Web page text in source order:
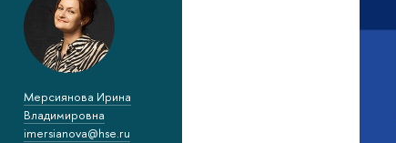
Мерсиянова Ирина
Владимировна
imersianova@hse.ru